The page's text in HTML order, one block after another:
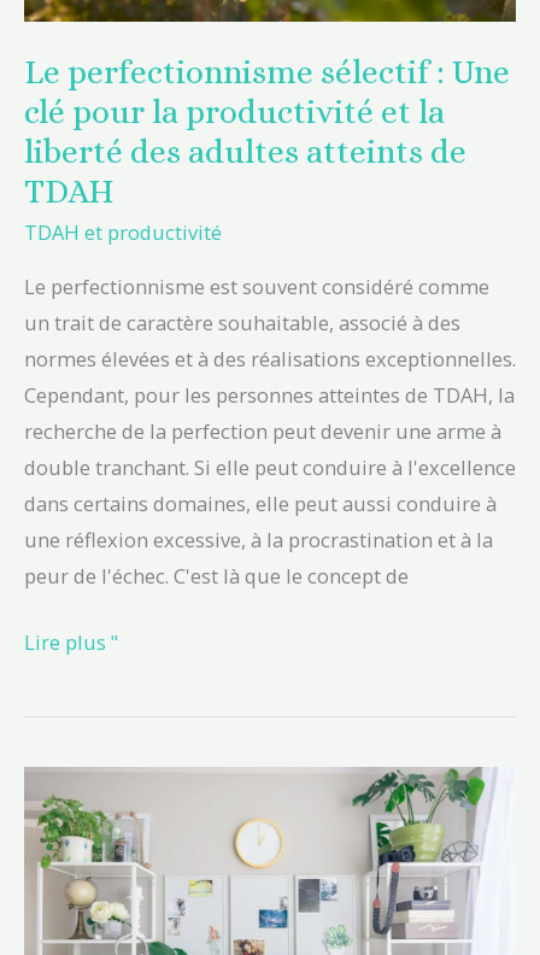
Le perfectionnisme sélectif : Une
clé pour la productivité et la
liberté des adultes atteints de
TDAH
TDAH et productivité
Le perfectionnisme est souvent considéré comme
un trait de caractère souhaitable, associé à des
normes élevées et à des réalisations exceptionnelles.
Cependant, pour les personnes atteintes de TDAH, la
recherche de la perfection peut devenir une arme à
double tranchant. Si elle peut conduire à l'excellence
dans certains domaines, elle peut aussi conduire à
une réflexion excessive, à la procrastination et à la
peur de l'échec. C'est là que le concept de
et
liberté
des
adultes
atteints
de
Lire plus "
stratégies
pratiques
pour
s'épanouir